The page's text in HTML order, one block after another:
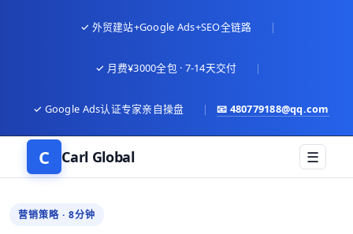
✓ 外贸建站+Google Ads+SEO全链路 |
✓ 月费¥3000全包 · 7-14天交付 |
✓ Google Ads认证专家亲自操盘 | 📧 480779188@qq.com
C Carl Global ☰
营销策略 · 8分钟